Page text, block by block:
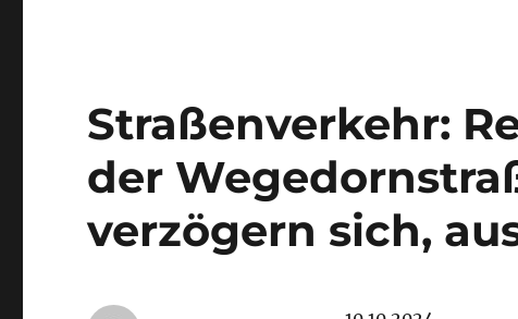
Straßenverkehr:
der
verzögern sich,